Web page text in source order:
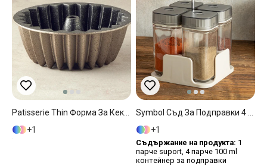
1
1
Съдържание на продукта: 1
парче suport, 4 парче 100 ml
контейнер за подправки